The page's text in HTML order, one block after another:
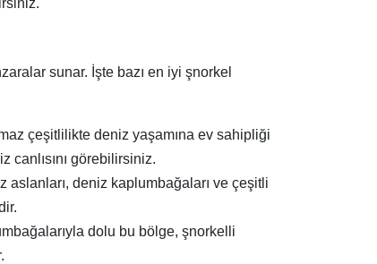
sunar. İşte bazı en iyi şnorkel
çeşitlilikte deniz yaşamına ev sahipliği
canlısını görebilirsiniz.
deniz kaplumbağaları ve çeşitli
dolu bu bölge, şnorkelli